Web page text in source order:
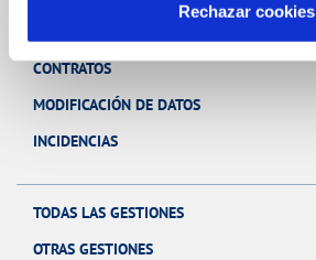
Rechazar cookies
CONTRATOS
MODIFICACIÓN DE DATOS
INCIDENCIAS
TODAS LAS GESTIONES
OTRAS GESTIONES